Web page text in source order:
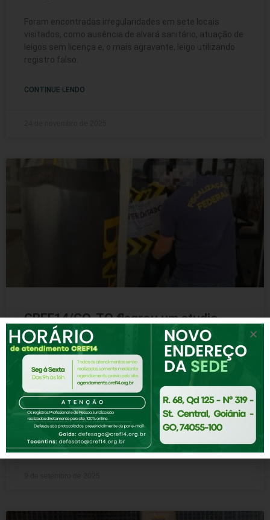
Foram encontradas irregularidades em sete locais
visitados, como ausência de alvará sanitário, atuação de
leigos sem licença e, o mais agravante, leigo utilizando
registro falso.
CONTINUE LENDO
CREF14/GO-TO flagrou um studio
funcionando clandestinamente dentro
de um shopping
Fiscalização em Goiânia Atendendo a denúncia, o
CREF14/GO-TO flagrou um studio funcionando
clandestinamente dentro de um shopping. O local foi
interditado por não possuir profissional
CONTINUE LENDO